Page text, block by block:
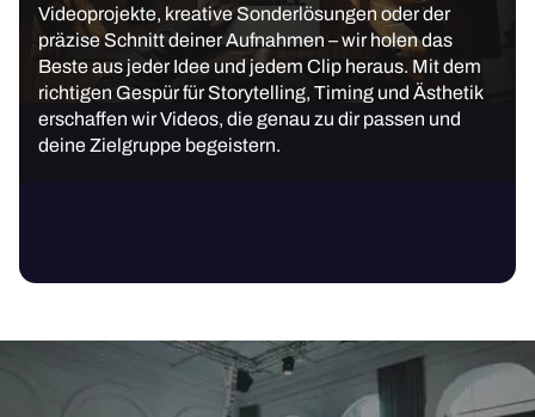
Videoprojekte, kreative Sonderlösungen oder der
präzise Schnitt deiner Aufnahmen – wir holen das
Beste aus jeder Idee und jedem Clip heraus. Mit dem
richtigen Gespür für Storytelling, Timing und Ästhetik
erschaffen wir Videos, die genau zu dir passen und
deine Zielgruppe begeistern.